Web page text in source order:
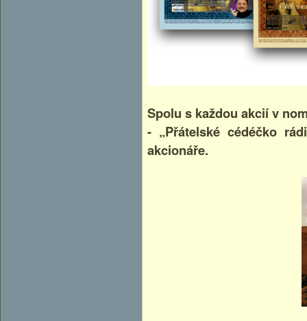
Spolu s každou akcií v
- „Přátelské cédéčko
akcionáře.